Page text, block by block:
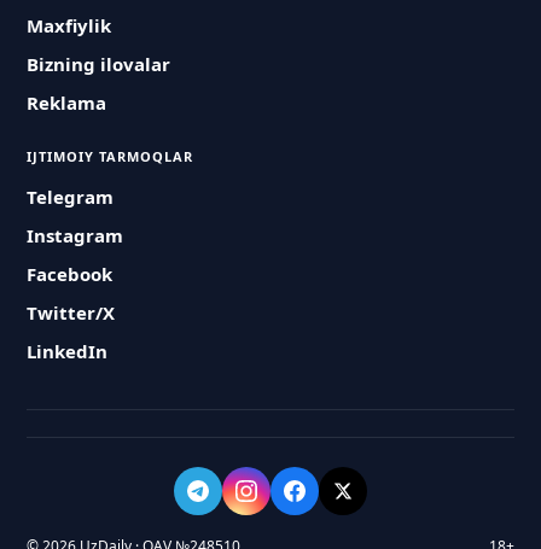
Maxfiylik
Bizning ilovalar
Reklama
IJTIMOIY TARMOQLAR
Telegram
Instagram
Facebook
Twitter/X
LinkedIn